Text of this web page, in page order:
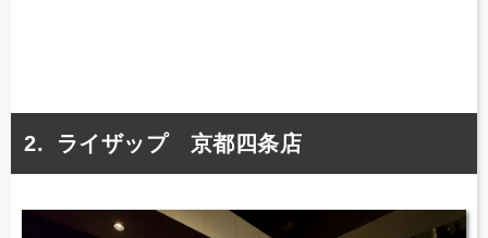
ライザップ 京都四条店